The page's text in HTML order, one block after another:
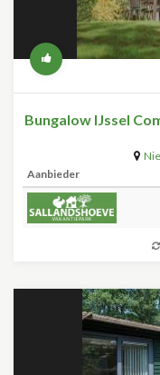
Bungalow IJssel
Aanbieder